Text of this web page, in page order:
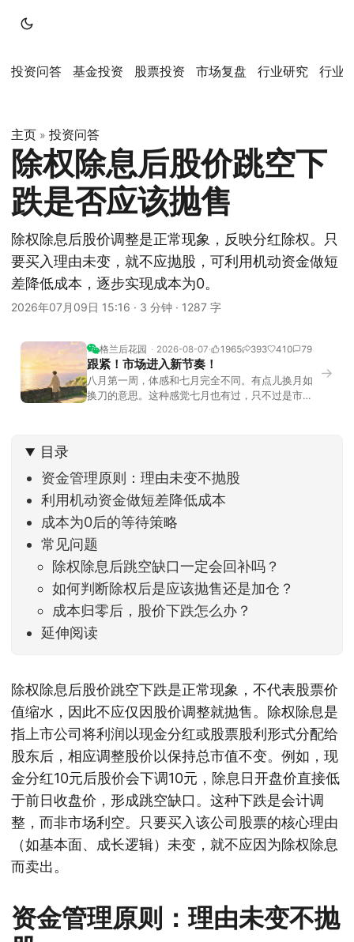
投资问答 基金投资 股票投资 市场复盘 行业研究 行业
主页 » 投资问答
除权除息后股价跳空下
跌是否应该抛售
除权除息后股价调整是正常现象，反映分红除权。只
要买入理由未变，就不应抛股，可利用机动资金做短
差降低成本，逐步实现成本为0。
2026年07月09日 15:16 · 3 分钟 · 1287 字
格兰后花园 2026-08-07 1965 393 410 79
跟紧！市场进入新节奏！
八月第一周，体感和七月完全不同。有点儿换月如
换刀的意思。这种感觉七月也有过，只不过是市场
家感受到了春天般的暖风。指数涨了百点，交易额
回暖到2
→
目录
资金管理原则：理由未变不抛股
利用机动资金做短差降低成本
成本为0后的等待策略
常见问题
除权除息后跳空缺口一定会回补吗？
如何判断除权后是应该抛售还是加仓？
成本归零后，股价下跌怎么办？
延伸阅读
除权除息后股价跳空下跌是正常现象，不代表股票价
值缩水，因此不应仅因股价调整就抛售。除权除息是
指上市公司将利润以现金分红或股票股利形式分配给
股东后，相应调整股价以保持总市值不变。例如，现
金分红10元后股价会下调10元，除息日开盘价直接低
于前日收盘价，形成跳空缺口。这种下跌是会计调
整，而非市场利空。只要买入该公司股票的核心理由
（如基本面、成长逻辑）未变，就不应因为除权除息
而卖出。
资金管理原则：理由未变不抛